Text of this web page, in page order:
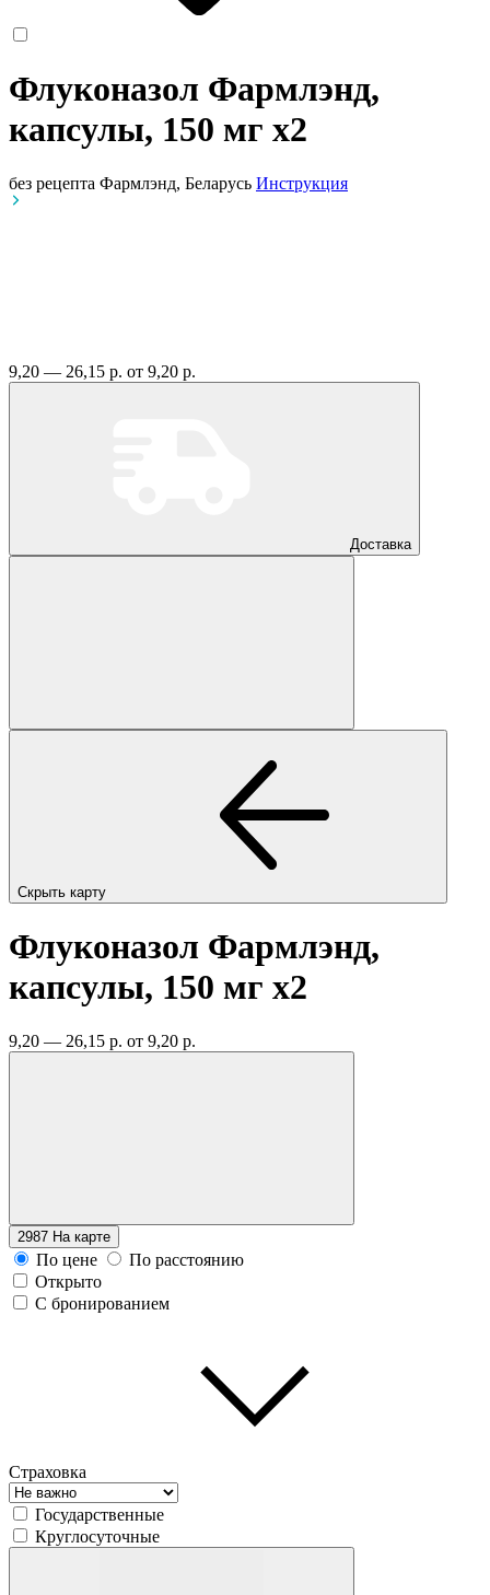
Флуконазол Фармлэнд,
капсулы, 150 мг x2
без рецепта Фармлэнд, Беларусь Инструкция
9,20 — 26,15 р. от 9,20 р.
Доставка
Скрыть карту
Флуконазол Фармлэнд,
капсулы, 150 мг x2
9,20 — 26,15 р. от 9,20 р.
2987 На карте
По цене
По расстоянию
Открыто
С бронированием
Страховка
Государственные
Круглосуточные